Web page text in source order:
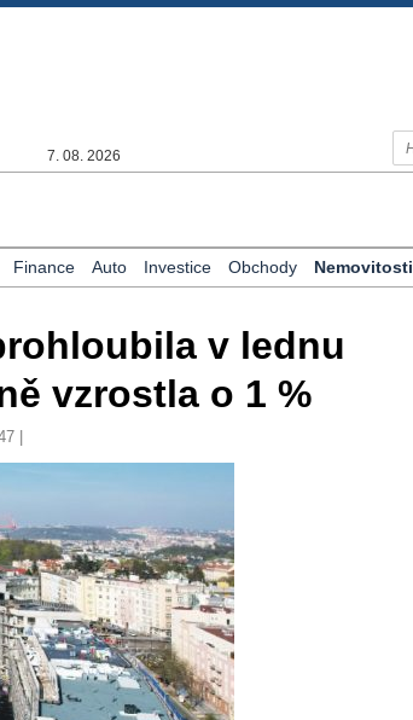
7. 08. 2026
Finance Auto Investice Obchody Nemovitosti
v lednu
vzrostla o 1 %
|